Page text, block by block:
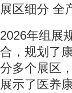
展区细分 全
2026年组展
合，规划了
分多个展区
展示了医养